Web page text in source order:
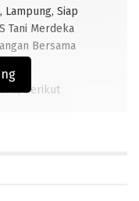
Lampung, Siap
Tani Merdeka
Bersama
Berikut